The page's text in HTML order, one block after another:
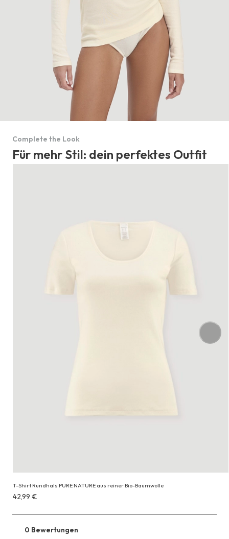
Complete the Look
Für mehr Stil: dein perfektes Outfit
T-Shirt Rundhals PURE NATURE aus reiner Bio-Baumwolle
Erhältlich
42,99 €
42,99 €
0 Bewertungen